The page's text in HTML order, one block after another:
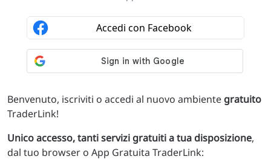
Benvenuto, iscriviti o accedi al nuovo ambiente gratuito
TraderLink!
Unico accesso, tanti servizi gratuiti a tua disposizione,
dal tuo browser o App Gratuita TraderLink: